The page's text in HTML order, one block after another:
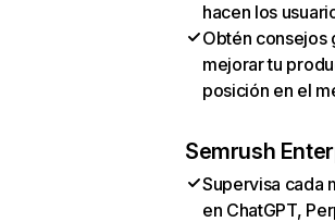
hacen los
Obtén consejos
mejorar tu
posición en el
Semrush
Supervisa cada
en ChatGPT,